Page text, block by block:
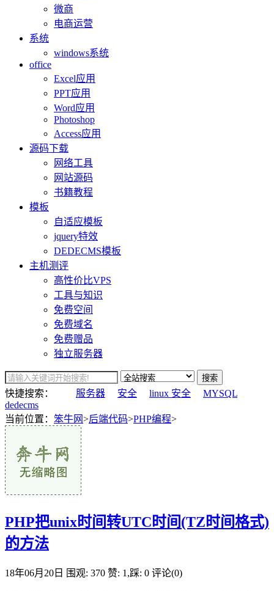
微商
电商运营
系统
windows系统
office
Excel应用
PPT应用
Word应用
Photoshop
Access应用
源码下载
网络工具
网站源码
书籍教程
模板
自适应模板
jquery特效
DEDECMS模板
主机测评
高性价比VPS
工具与知识
免费空间
免费域名
免费赠品
独立服务器
搜索
快捷搜索： 服务器 安全 linux 安全
MYSQL
dedecms
当前位置： 笨牛网>后端代码>PHP编程>
PHP把unix时间转UTC时间(TZ时间格式)
的方法
18年06月20日 围观: 370 赞: 1,踩: 0 评论(0)